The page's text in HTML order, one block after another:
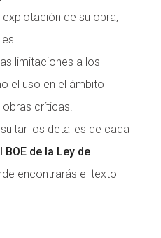
de su obra,
limitaciones a los
el uso en el ámbito
críticas.
los detalles de cada
BOE de la Ley de
encontrarás el texto